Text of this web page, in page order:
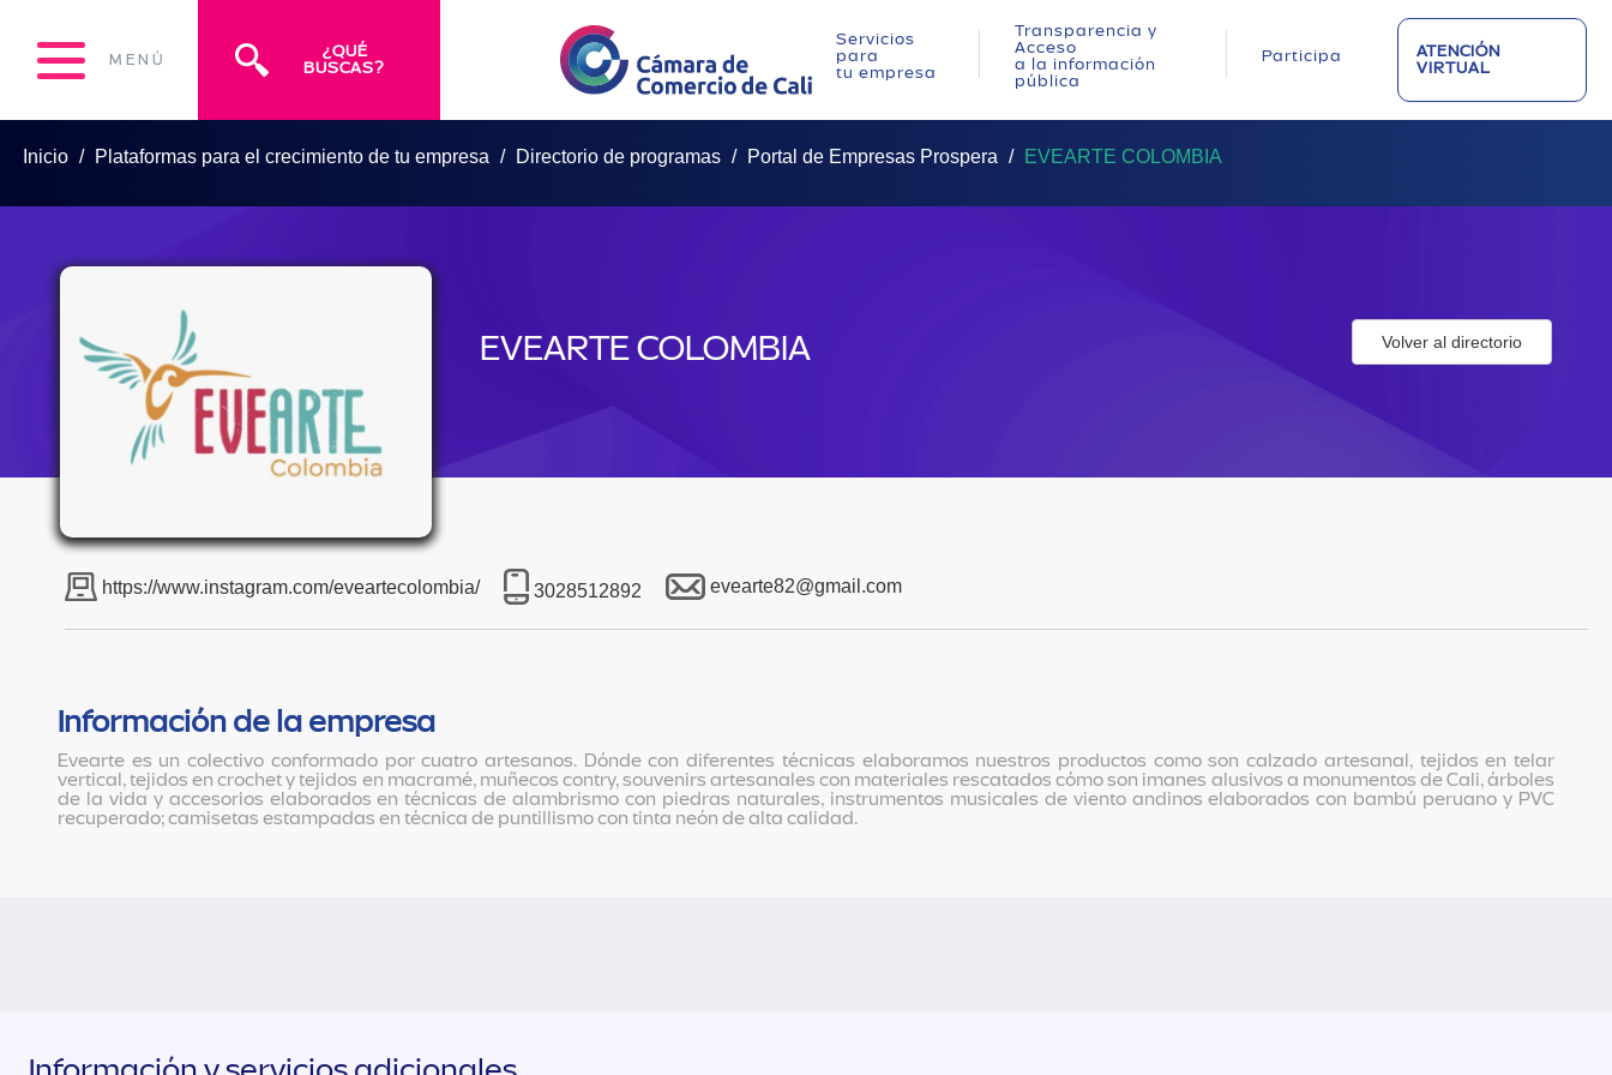
MENÚ
¿QUÉ
BUSCAS?
Servicios
para
tu empresa
Transparencia y
Acceso
a la información
pública
Participa
ATENCIÓN
VIRTUAL
Inicio Plataformas para el crecimiento de tu empresa Directorio de programas Portal de Empresas Prospera EVEARTE COLOMBIA
EVEARTE COLOMBIA Volver al directorio
https://www.instagram.com/eveartecolombia/ 3028512892 evearte82@gmail.com
Información de la empresa
Evearte es un colectivo conformado por cuatro artesanos. Dónde con diferentes técnicas elaboramos nuestros productos como son calzado artesanal, tejidos en telar
vertical, tejidos en crochet y tejidos en macramé, muñecos contry, souvenirs artesanales con materiales rescatados cómo son imanes alusivos a monumentos de Cali, árboles
de la vida y accesorios elaborados en técnicas de alambrismo con piedras naturales, instrumentos musicales de viento andinos elaborados con bambú peruano y PVC
recuperado; camisetas estampadas en técnica de puntillismo con tinta neón de alta calidad.